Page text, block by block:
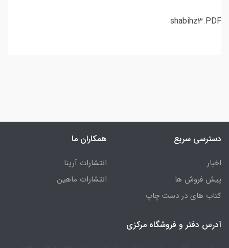
shabihz3.PDF
دسترسی سریع
اخبار
پیش فروش ها
کتاب های در دست چاپ
همکاران ما
انتشارات آرینا
انتشارات ماهین
آدرس دفتر و فروشگاه مرکزی